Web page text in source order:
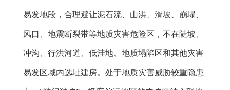
易发地段，合理避让泥石流、山洪、滑坡、崩塌、
风口、地震断裂带等地质灾害危险区，不在陡坡、
冲沟、行洪河道、低洼地、地质塌陷区和其他灾害
易发区域内选址建房。处于地质灾害威胁较重隐患